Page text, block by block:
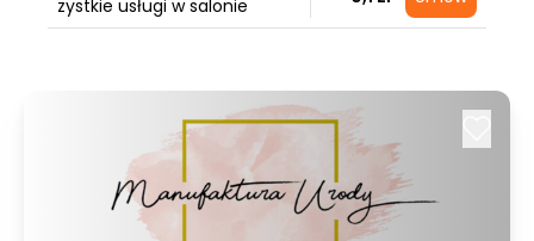
zystkie usługi w salonie